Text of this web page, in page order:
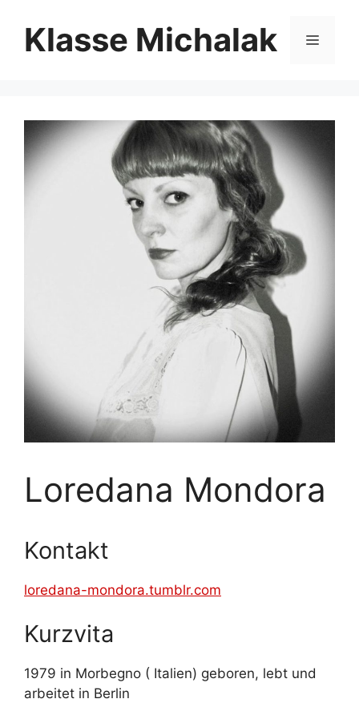
Inhalt
springenKlasse Michalak Menü
Loredana Mondora
Kontakt
loredana-mondora.tumblr.com
Kurzvita
1979 in Morbegno ( Italien) geboren, lebt und
arbeitet in Berlin